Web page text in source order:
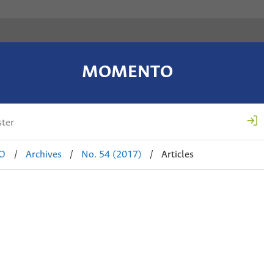
MOMENTO
/ Archives / No. 54 (2017) / Articles